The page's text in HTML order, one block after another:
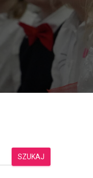
SZUKAJ